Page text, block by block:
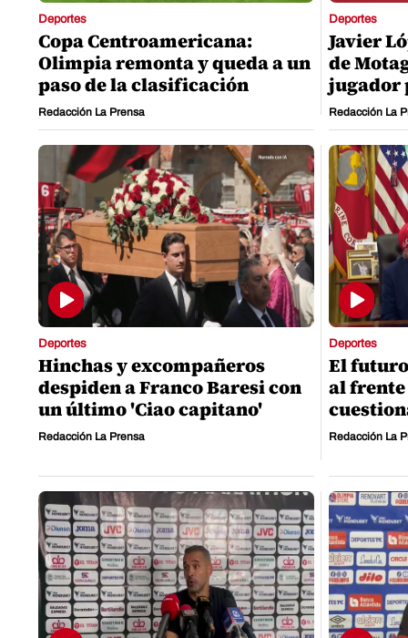
Deportes
Copa Centroamericana:
Olimpia remonta y queda a un
paso de la clasificación
Redacción La Prensa
Deportes
Javier
de
jugador
Redacción La
Deportes
Hinchas y excompañeros
despiden a Franco Baresi con
un último 'Ciao capitano'
Redacción La Prensa
Deportes
El
al frente
Redacción La